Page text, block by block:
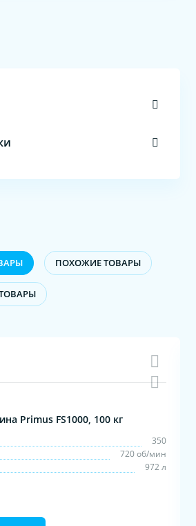
ПОХОЖИЕ ТОВАРЫ
Primus FS1000, 100 кг
350
720 об/мин
972 л